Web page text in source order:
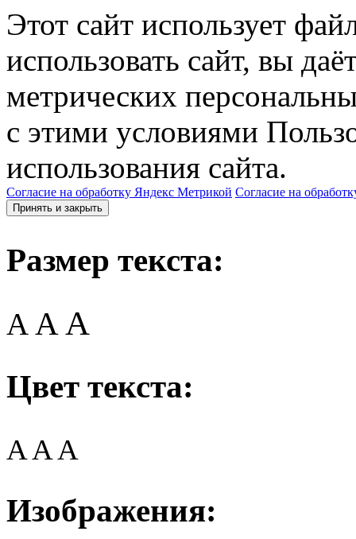
Этот сайт использует
использовать сайт, вы
метрических
с этими условиями
использования сайта.
Согласие на обработку Яндекс Метрикой Согласие на
Принять и закрыть
Размер текста:
A AA
Цвет текста:
AAA
Изображения: